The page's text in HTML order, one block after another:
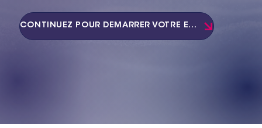
CONTINUEZ POUR DÉMARRER VOTRE ESSAI